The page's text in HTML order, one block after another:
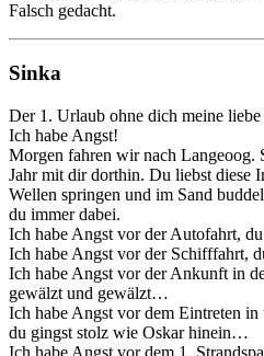
Falsch gedacht.
Sinka
Der 1. Urlaub ohne dich meine
Ich habe Angst!
Morgen fahren wir nach Langeoog.
Jahr mit dir dorthin. Du liebst diese
Wellen springen und im Sand
du immer dabei.
Ich habe Angst vor der Autofahrt,
Ich habe Angst vor der Schifffahrt,
Ich habe Angst vor der Ankunft in
gewälzt und gewälzt…
Ich habe Angst vor dem Eintreten in
du gingst stolz wie Oskar hinein…